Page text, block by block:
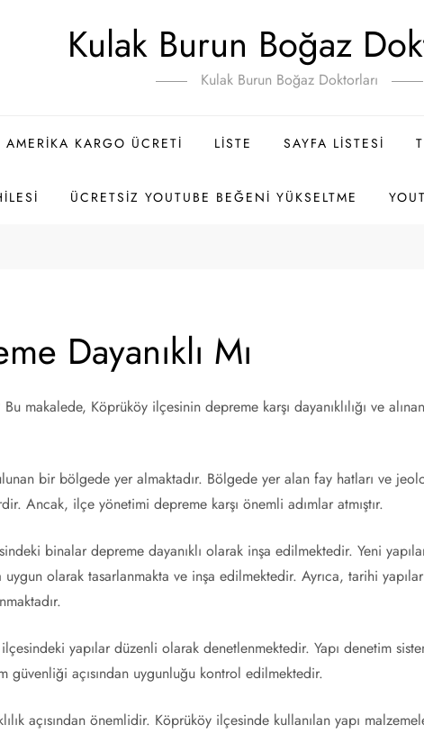
Kulak Burun Boğaz
Kulak Burun Boğaz Doktorları
KARGO ÜCRETI LISTE SAYFA LISTESI
ÜCRETSIZ YOUTUBE BEĞENI YÜKSELTME
Dayanıklı Mı
makalede, Köprüköy ilçesinin depreme karşı dayanıklılığı ve alınan
bir bölgede yer almaktadır. Bölgede yer alan fay hatları ve
Ancak, ilçe yönetimi depreme karşı önemli adımlar atmıştır.
binalar depreme dayanıklı olarak inşa edilmektedir. Yeni
olarak tasarlanmakta ve inşa edilmektedir. Ayrıca, tarihi
yapılar düzenli olarak denetlenmektedir. Yapı denetim
güvenliği açısından uygunluğu kontrol edilmektedir.
açısından önemlidir. Köprüköy ilçesinde kullanılan yapı